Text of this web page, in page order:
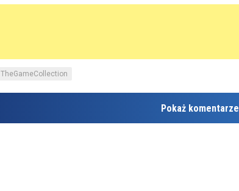
TheGameCollection
Pokaż komentarze